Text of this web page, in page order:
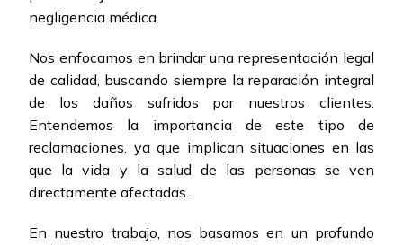
negligencia médica.
Nos enfocamos en brindar una representación legal
de calidad, buscando siempre la reparación integral
de los daños sufridos por nuestros clientes.
Entendemos la importancia de este tipo de
reclamaciones, ya que implican situaciones en las
que la vida y la salud de las personas se ven
directamente afectadas.
En nuestro trabajo, nos basamos en un profundo